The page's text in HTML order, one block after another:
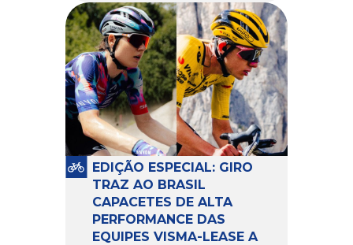
recebam mais atenção. Porém,
existe uma peça relativamente
pequena que desempenha um
papel fundamental na
segurança e no
comportamento do veículo: o
pivô de suspensão.
Responsável por conectar
diferentes componentes do
sistema e permitir os
movimentos necessários
durante a condução, o pivô […]
EDIÇÃO ESPECIAL: GIRO
TRAZ AO BRASIL
CAPACETES DE ALTA
PERFORMANCE DAS
EQUIPES VISMA-LEASE A